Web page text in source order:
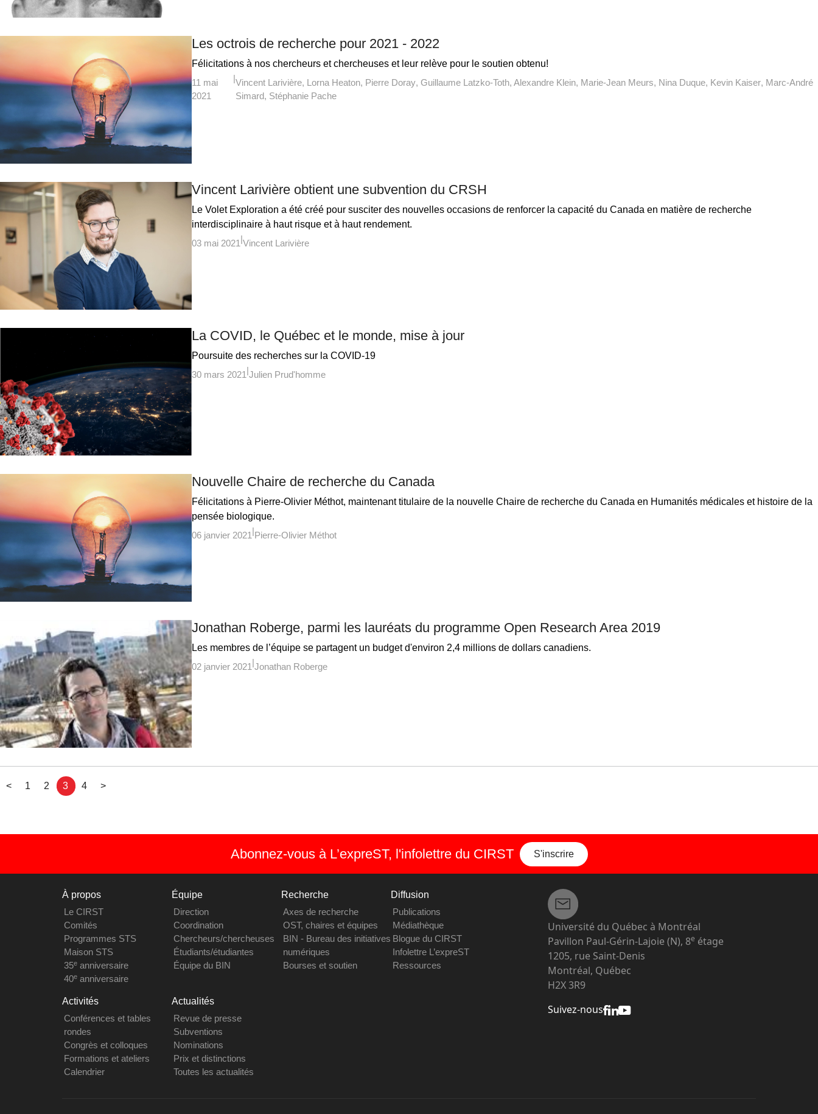
Les octrois de recherche pour 2021 - 2022
Félicitations à nos chercheurs et chercheuses et leur relève pour le soutien obtenu!
11 mai
2021
Vincent Larivière Lorna Heaton Pierre Doray Guillaume Latzko-Toth Alexandre Klein Marie-Jean Meurs Nina Duque Kevin Kaiser Marc-André
Simard Stéphanie Pache
Vincent Larivière obtient une subvention du CRSH
Le Volet Exploration a été créé pour susciter des nouvelles occasions de renforcer la capacité du Canada en matière de recherche
interdisciplinaire à haut risque et à haut rendement.
03 mai 2021 Vincent Larivière
La COVID, le Québec et le monde, mise à jour
Poursuite des recherches sur la COVID-19
30 mars 2021 Julien Prud'homme
Nouvelle Chaire de recherche du Canada
Félicitations à Pierre-Olivier Méthot, maintenant titulaire de la nouvelle Chaire de recherche du Canada en Humanités médicales et histoire de la
pensée biologique.
06 janvier 2021 Pierre-Olivier Méthot
Jonathan Roberge, parmi les lauréats du programme Open Research Area 2019
Les membres de l’équipe se partagent un budget d'environ 2,4 millions de dollars canadiens.
02 janvier 2021 Jonathan Roberge
< 1 2 3 4 >
Abonnez-vous à L’expreST, l'infolettre du CIRST S'inscrire
À propos
Le CIRST
Comités
Programmes STS
Maison STS
35eanniversaire
40eanniversaire
Équipe
Direction
Coordination
Chercheurs/chercheuses
Étudiants/étudiantes
Équipe du BIN
Recherche
Axes de recherche
OST, chaires et équipes
BIN - Bureau des initiatives
numériques
Bourses et soutien
Diffusion
Publications
Médiathèque
Blogue du CIRST
Infolettre L’expreST
Ressources
Activités
Conférences et tables
rondes
Congrès et colloques
Formations et ateliers
Calendrier
Actualités
Revue de presse
Subventions
Nominations
Prix et distinctions
Toutes les actualités
Université du Québec à Montréal
Pavillon Paul-Gérin-Lajoie (N), 8e étage
1205, rue Saint-Denis
Montréal, Québec
H2X 3R9
Suivez-nous